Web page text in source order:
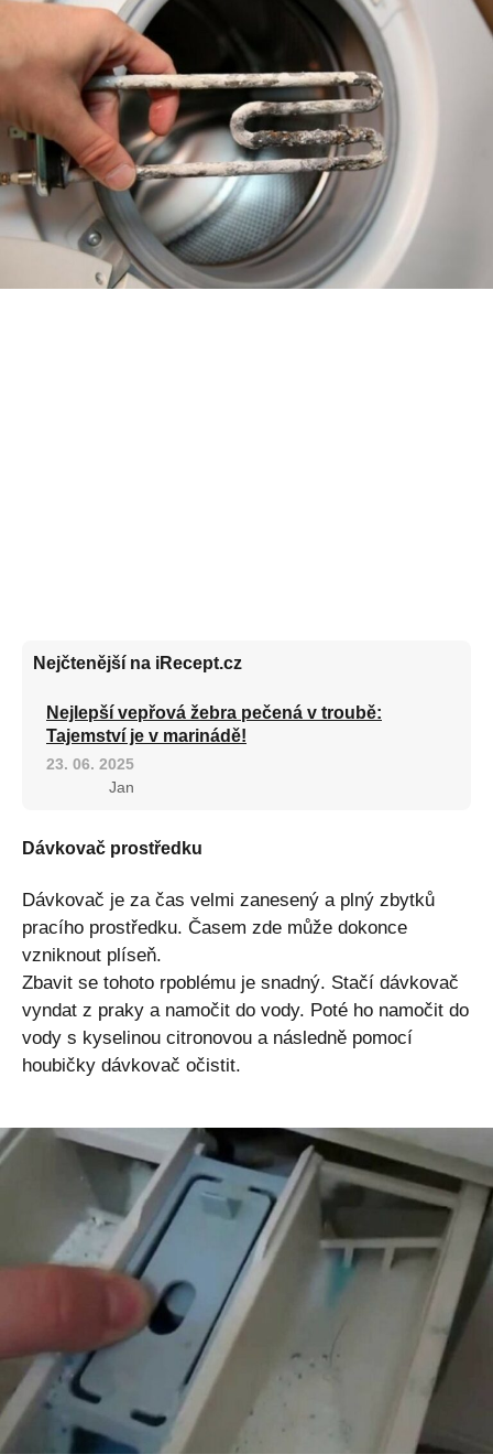
Nejčtenější na iRecept.cz
Nejlepší vepřová žebra pečená v troubě:
Tajemství je v marinádě!
23. 06. 2025
Jan
Dávkovač prostředku
Dávkovač je za čas velmi zanesený a plný zbytků
pracího prostředku. Časem zde může dokonce
vzniknout plíseň.
Zbavit se tohoto rpoblému je snadný. Stačí dávkovač
vyndat z praky a namočit do vody. Poté ho namočit do
vody s kyselinou citronovou a následně pomocí
houbičky dávkovač očistit.